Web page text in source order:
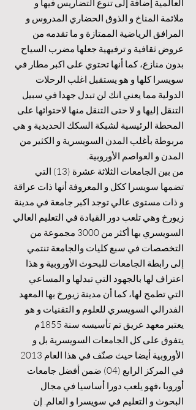
العالمية إضافة إلى تنوع التضاريس فيها و
ملائمة المناخ و الذوق الحضاري المدروس و
المرافق الرياضية الممتازة و ما تقدمه من
عروض ثقافية و ترفيهية جعلها مضرب السياح
بدون منازع، كما أنها تحتوي على اكبر مطار في
سويسرا كلها و هو يستقبل اغلب الرحلات
الدولية مما يعني انك لن تبدل جهدا في سبيل
التنقل إليها و لا حتى التنقل منها لاحتوائها على
المحطة الرئيسية لشبكة السكك الحديدية و هي
مربوطة بأغلب المدن السويسرية و الكثير من
المدن و العواصم الأوروبية.
من بين الجامعات الثلاثة عشرة (13) التي
تضمها سويسرا ككل و المعروفة أنها ذات عراقة
و ذات مستوى عالي توجد اكبر جامعة في مدينة
زيورخ وهي تلعب دور القيادة في التعليم العالي
السويسري بها أكثر من 3000 مجموعة من
التخصصات في سبع كليات والجامعة تنتمي
إلى رابطة الجامعات للبحوث الأوروبية و هذا
اعتراف لها بالجهود التي تبدلها و المساعي
التي تطمح لها، كما أن مدينة زيورخ بها المعهد
الفدرالي السويسري للعلوم و التقنيات و هو
يعتبر معهد عريق تم تأسيسه سنة 1855م
يتفوق على كل الجامعات السويسرية بل و
الأوروبية أيضا حيث صنّف في هذا العام 2013
في المركز الرابع (04) ضمن أفضل جامعات
أوروبا ،فهو يلعب دورا أساسيا في مجال
البحوث و التعليم في سويسرا و العالم. إن